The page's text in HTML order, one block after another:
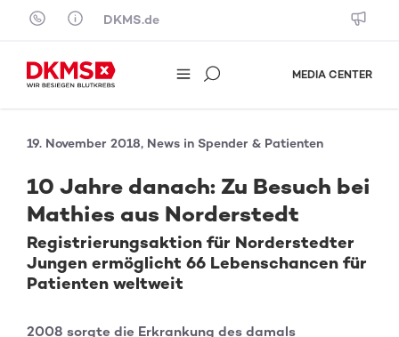
Skip to content
DKMS.de
MEDIA CENTER
19. November 2018, News in Spender & Patienten
10 Jahre danach: Zu Besuch bei
Mathies aus Norderstedt
Registrierungsaktion für Norderstedter
Jungen ermöglicht 66 Lebenschancen für
Patienten weltweit
2008 sorgte die Erkrankung des damals